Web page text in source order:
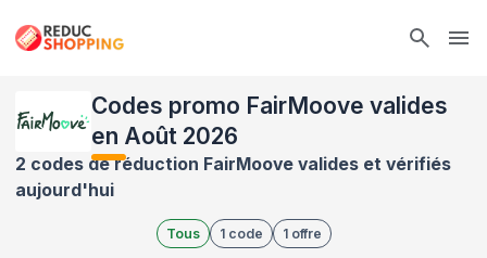
Codes promo FairMoove valides
en Août 2026
2 codes de réduction FairMoove valides et vérifiés
aujourd'hui
Tous 1 code 1 offre